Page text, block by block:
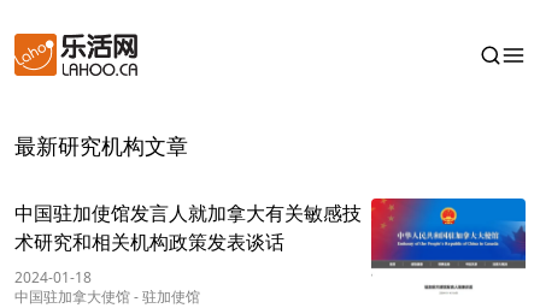
最新研究机构文章
中国驻加使馆发言人就加拿大有关敏感技
术研究和相关机构政策发表谈话
2024-01-18
中国驻加拿大使馆-驻加使馆